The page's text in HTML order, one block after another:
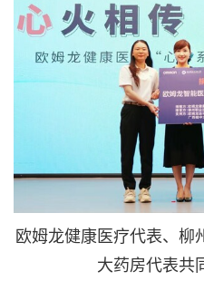
欧姆龙健康医疗代表、柳
大药房代表共